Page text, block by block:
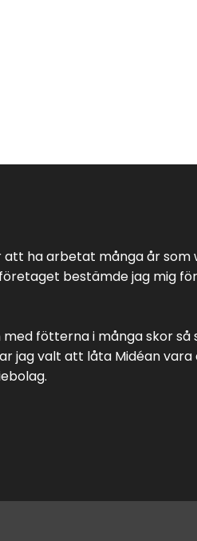
ha arbetat många år
bestämde jag mig
fötterna i många skor
jag valt att låta Midéan vara